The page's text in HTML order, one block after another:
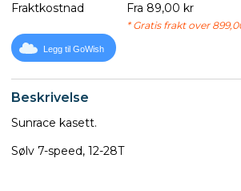
Beskrivelse
Sunrace kasett.
Sølv 7-speed, 12-28T
Fraktkostnad
Fra 89,00 kr
* Gratis frakt over
Legg til GoWish